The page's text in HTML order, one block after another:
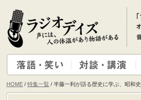
HOME / 特集一覧 / 半藤一利が語る歴史に学ぶ、昭和史